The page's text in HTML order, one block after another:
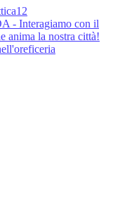
- Interagiamo con il
anima la nostra città!